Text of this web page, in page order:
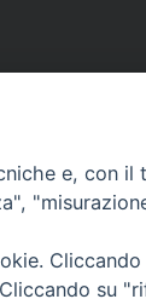
e, con
su